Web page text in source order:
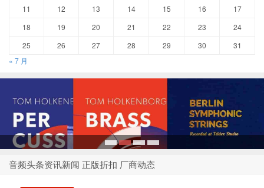
11
12 13 14 15 16
17
18
19 20 21 22 23
24
25
26 27 28 29 30
31
« 7 月
音频头条资讯新闻 正版折扣 厂商动态